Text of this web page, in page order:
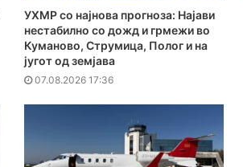
УХМР со најнова прогноза: Најави
нестабилно со дожд и грмежи во
Куманово, Струмица, Полог и на
југот од земјава
07.08.2026 17:36